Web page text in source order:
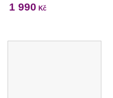
1 990 Kč